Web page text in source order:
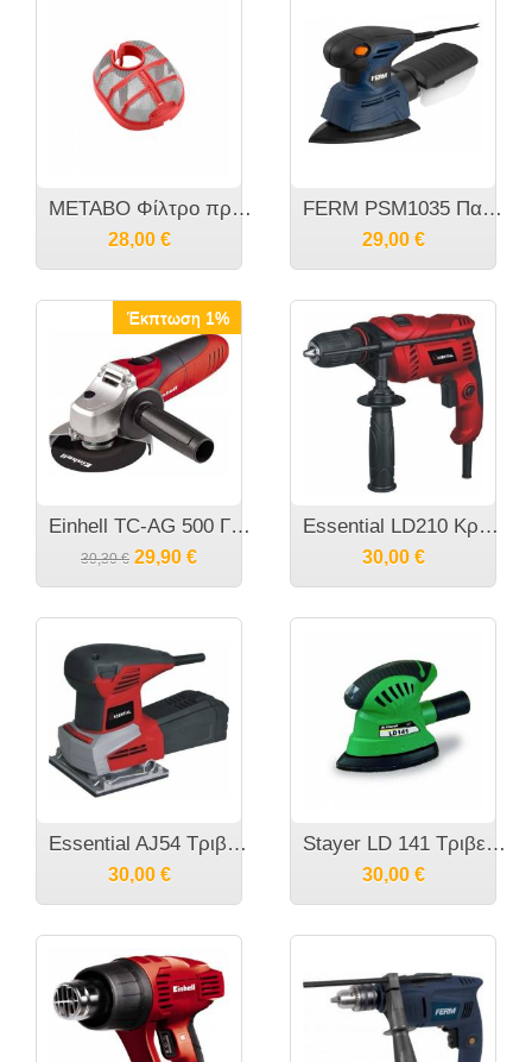
ΜΕΤΑΒΟ Φίλτρο προστασίας αεραγωγών για γωνιακους τροχούς 630441000
28,00 €
FERM PSM1035 Παλμικό τριβείο χούφτας Βάσης Δέλτα 130Watt 220V
29,00 €
Έκπτωση 1%
Einhell TC-AG 500 Γωνιακός Τροχός Φ115 500Watt
30,30 € 29,90 €
Essential LD210 Κρουστικό Δράπανο 710 Watt 13mm
30,00 €
Essential AJ54 Τριβείο χούφτας 240W
30,00 €
Stayer LD 141 Τριβείο Χούφτας 180W
30,00 €